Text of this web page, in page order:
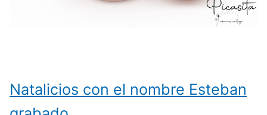
Natalicios con el nombre Esteban